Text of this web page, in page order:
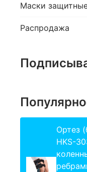
Маски
Распродажа
Ортез
HKS-